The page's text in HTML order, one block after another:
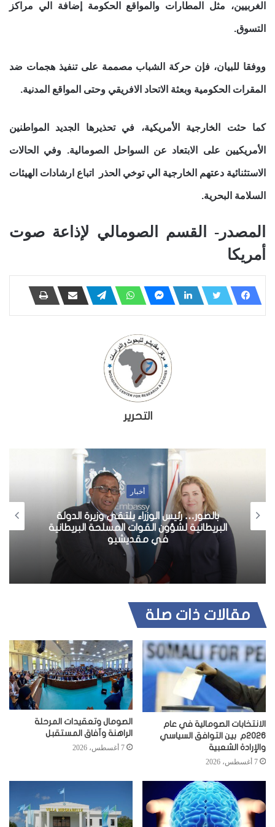
الغربيين، مثل المطارات والمواقع الحكومة إضافة الي مراكز
التسوق.
ووفقا للبيان، فإن حركة الشباب مصممة على تنفيذ هجمات ضد
المقرات الحكومية وبعثة الاتحاد الافريقي وحتى المواقع المدنية.
كما حثت الخارجية الأمريكية، في تحذيرها الجديد المواطنين
الأمريكيين على الابتعاد عن السواحل الصومالية. وفي الحالات
الاستثنائية دعتهم الخارجية الي توخي الحذر اتباع ارشادات الهيئات
السلامة البحرية.
المصدر- القسم الصومالي لإذاعة صوت
أمريكا
التحرير
أخبار
بالصور… رئيس الوزراء يلتقي وزيرة الدولة
البريطانية لشؤون القوات المسلحة البريطانية
في مقديشيو
مقالات ذات صلة
الانتخابات الصومالية في عام
2026م بين التوافق السياسي
والإرادة الشعبية
7 أغسطس، 2026
الصومال وتعقيدات المرحلة
الراهنة وآفاق المستقبل
7 أغسطس، 2026